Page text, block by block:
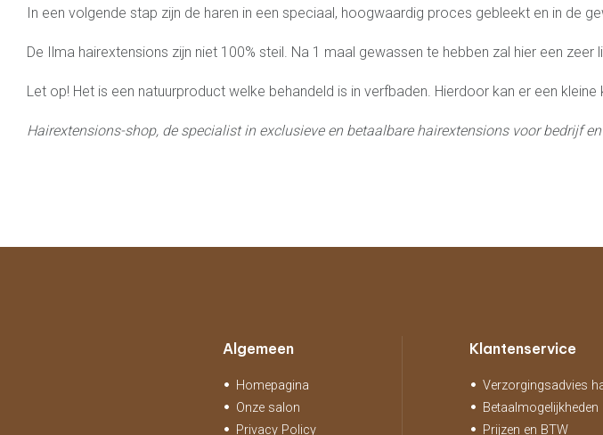
In een volgende stap zijn de haren in een speciaal, hoogwaardig proces gebleekt en in de
De Ilma hairextensions zijn niet 100% steil. Na 1 maal gewassen te hebben zal hier een zeer
Let op! Het is een natuurproduct welke behandeld is in verfbaden. Hierdoor kan er een
Hairextensions-shop, de specialist in exclusieve en betaalbare hairextensions voor bedrijf
Algemeen
Homepagina
Onze salon
Privacy Policy
Klantenservice
Verzorgingsadvies
Betaalmogelijkheden
Prijzen en BTW